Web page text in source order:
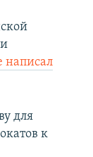
написал
для
к